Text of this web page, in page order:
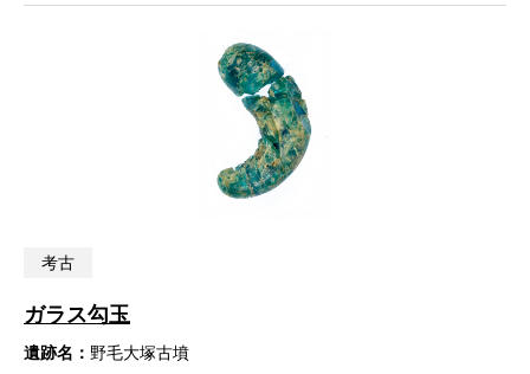
考古
ガラス勾玉
遺跡名： 野毛大塚古墳